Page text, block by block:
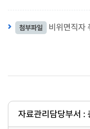
첨부파일 비위면직자
자료관리담당부서 :